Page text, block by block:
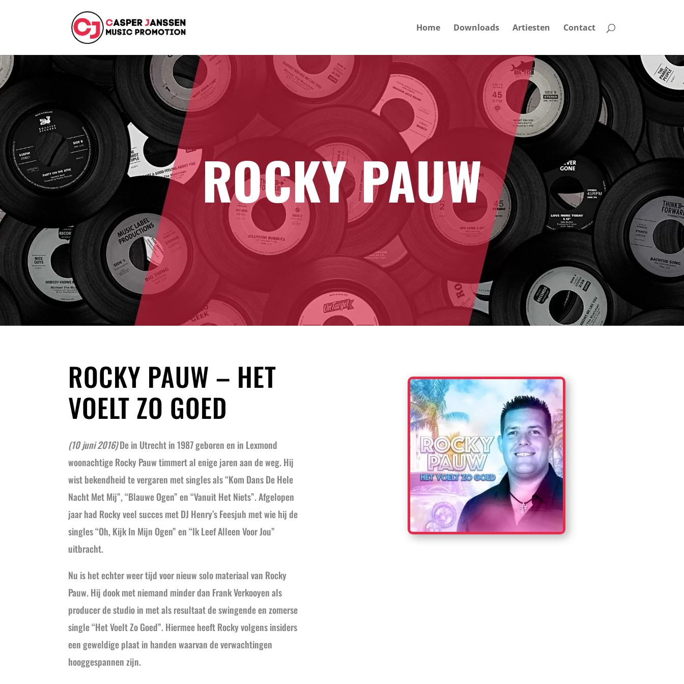
Home Downloads Artiesten Contact
ROCKY PAUW
ROCKY PAUW – HET
VOELT ZO GOED
(10 juni 2016)De in Utrecht in 1987 geboren en in Lexmond
woonachtige Rocky Pauw timmert al enige jaren aan de weg. Hij
wist bekendheid te vergaren met singles als “Kom Dans De Hele
Nacht Met Mij”, “Blauwe Ogen” en “Vanuit Het Niets”. Afgelopen
jaar had Rocky veel succes met DJ Henry’s Feesjuh met wie hij de
singles “Oh, Kijk In Mijn Ogen” en “Ik Leef Alleen Voor Jou”
uitbracht.
Nu is het echter weer tijd voor nieuw solo materiaal van Rocky
Pauw. Hij dook met niemand minder dan Frank Verkooyen als
producer de studio in met als resultaat de swingende en zomerse
single “Het Voelt Zo Goed”. Hiermee heeft Rocky volgens insiders
een geweldige plaat in handen waarvan de verwachtingen
hooggespannen zijn.